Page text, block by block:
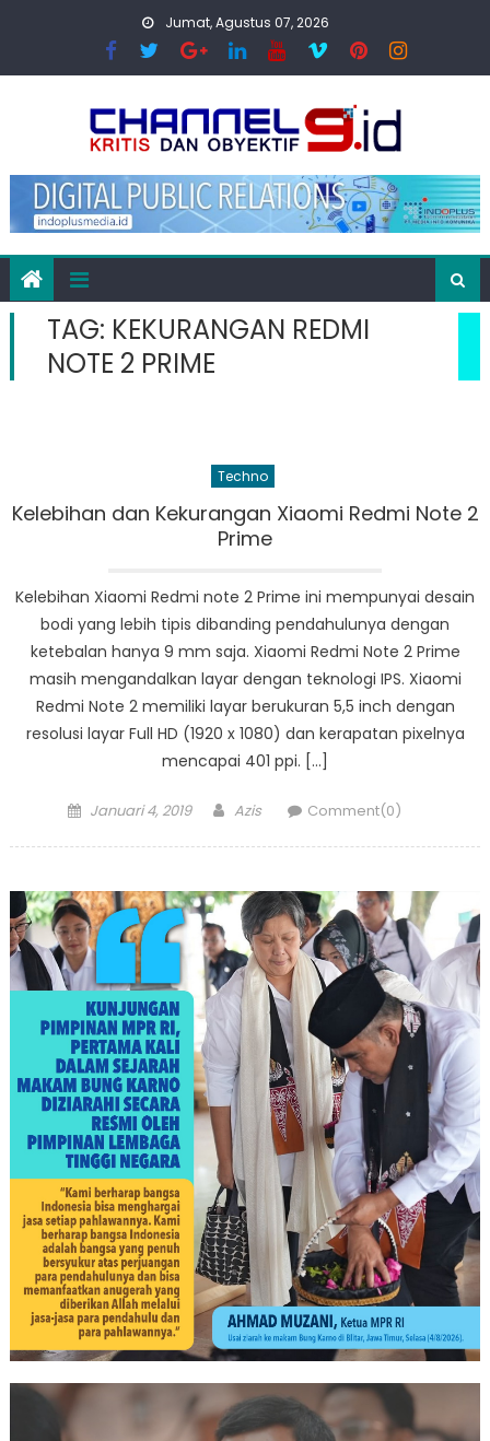
Jumat, Agustus 07, 2026
TAG: KEKURANGAN REDMI
NOTE 2 PRIME
Techno
Kelebihan dan Kekurangan Xiaomi Redmi Note 2
Prime
Kelebihan Xiaomi Redmi note 2 Prime ini mempunyai desain
bodi yang lebih tipis dibanding pendahulunya dengan
ketebalan hanya 9 mm saja. Xiaomi Redmi Note 2 Prime
masih mengandalkan layar dengan teknologi IPS. Xiaomi
Redmi Note 2 memiliki layar berukuran 5,5 inch dengan
resolusi layar Full HD (1920 x 1080) dan kerapatan pixelnya
mencapai 401 ppi. […]
Posted
Januari 4, 2019 Author
Azis Comment(0)